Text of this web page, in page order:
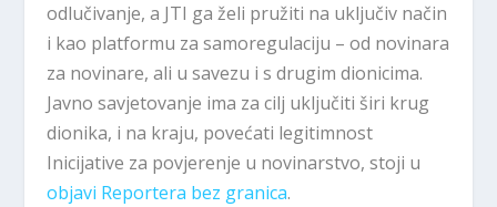
odlučivanje, a JTI ga želi pružiti na uključiv način
i kao platformu za samoregulaciju – od novinara
za novinare, ali u savezu i s drugim dionicima.
Javno savjetovanje ima za cilj uključiti širi krug
dionika, i na kraju, povećati legitimnost
Inicijative za povjerenje u novinarstvo, stoji u
objavi Reportera bez granica.